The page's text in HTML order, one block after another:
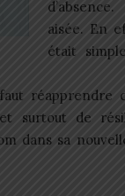
aisée. En
était
réapprendre
surtout de
dans sa